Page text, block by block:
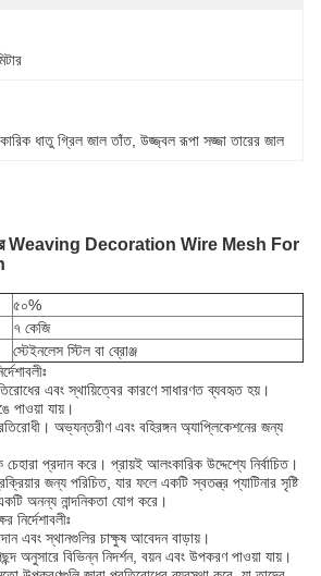
ধাতু গ্রিল জাল তাঁত, উজ্জ্বল রূপা সজ্জা তারের জাল
Weaving Decoration Wire Mesh For
৫০%
৭ কেজি
স্টেইনলেস স্টিল বা ব্রোঞ্জ
এবং স্থায়িত্বের কারণে সাধারণত ব্যবহৃত হয়।
পাওয়া যায়।
অভ্যন্তরীণ এবং বহিরঙ্গন অ্যাপ্লিকেশনের জন্য
প্রদান করে। প্রায়ই আলংকারিক উদ্দেশ্যে নির্বাচিত।
জন্য পরিচিত, যার ফলে একটি স্বতন্ত্র প্যাটিনার সৃষ্টি
অনন্য নান্দনিকতা যোগ করে।
এবং স্থানগুলির চাক্ষুষ আবেদন বাড়ায়।
অনুসারে বিভিন্ন নিদর্শন, বয়ন এবং উপকরণ পাওয়া যায়।